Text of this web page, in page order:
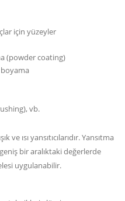
için yüzeyler
(powder coating)
vb.
ısı yansıtıcılarıdır. Yansıtma
bir aralıktaki değerlerde
uygulanabilir.